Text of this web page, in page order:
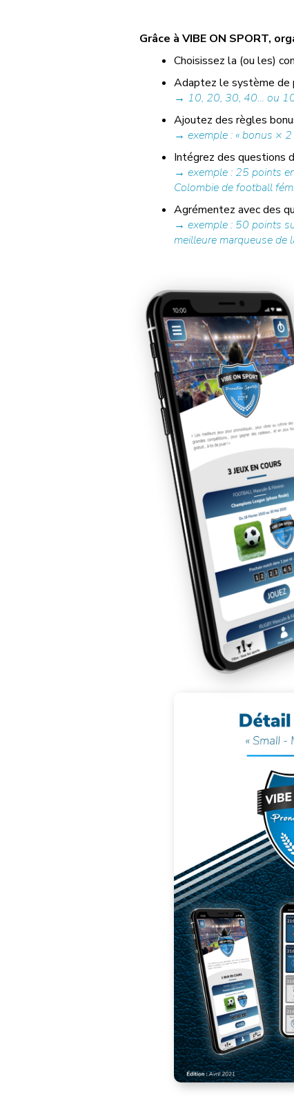
Grâce à VIBE ON SPORT,
Choisissez la (ou les)
Adaptez le système de
→ 10, 20, 30, 40… ou
Ajoutez des règles
→ exemple : « bonus × 2
Intégrez des questions
→ exemple : 25 points
Colombie de football
Agrémentez avec des
→ exemple : 50 points
meilleure marqueuse de